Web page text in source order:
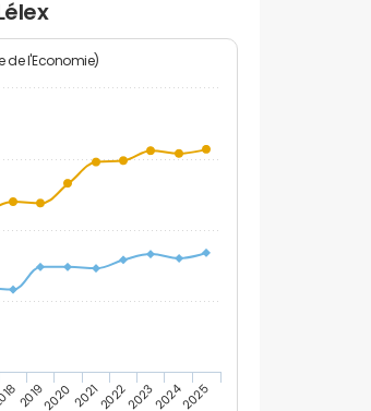
de l'Economie)
2019202020212022202320242025